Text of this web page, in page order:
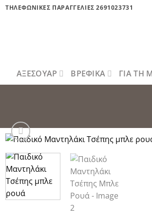
ΤΗΛΕΦΩΝΙΚΕΣ ΠΑΡΑΓΓΕΛΙΕΣ 2691023731
ΑΞΕΣΟΥΑΡ ΒΡΕΦΙΚΑ ΓΙΑ ΤΗ